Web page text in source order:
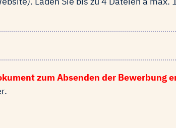
zum Absenden der Bewerbung
.